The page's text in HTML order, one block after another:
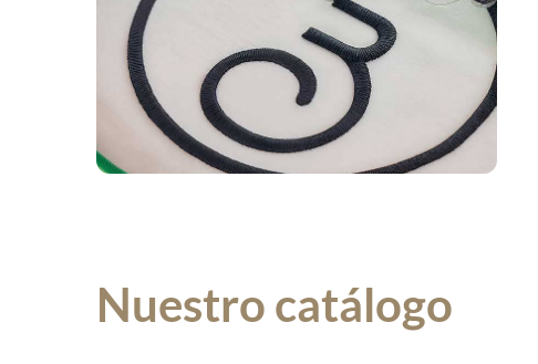
Nuestro catálogo